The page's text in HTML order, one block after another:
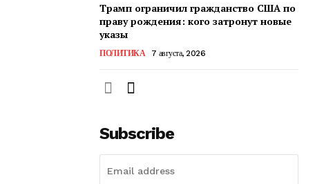
Трамп ограничил гражданство США по
праву рождения: кого затронут новые
указы
ПОЛИТИКА 7 августа, 2026
Subscribe